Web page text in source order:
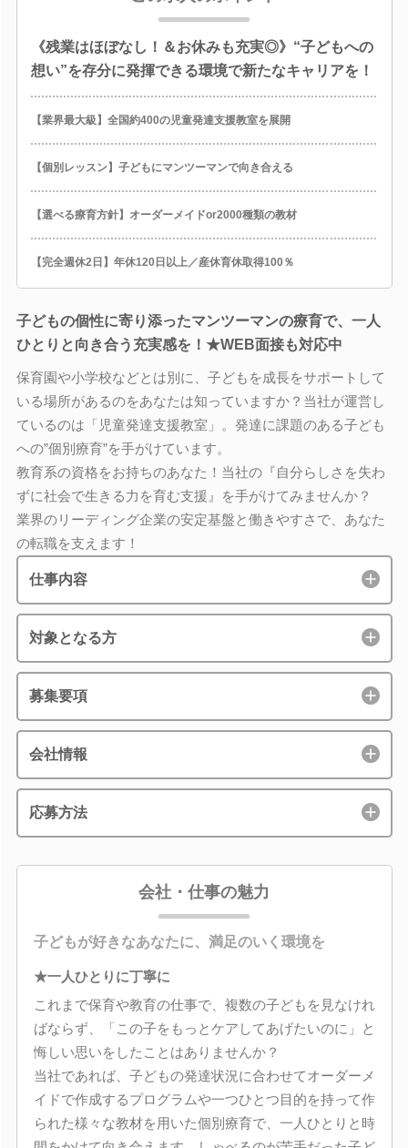
《残業はほぼなし！＆お休みも充実◎》“子どもへの
想い”を存分に発揮できる環境で新たなキャリアを！
【業界最大級】全国約400の児童発達支援教室を展開
【個別レッスン】子どもにマンツーマンで向き合える
【選べる療育方針】オーダーメイドor2000種類の教材
【完全週休2日】年休120日以上／産休育休取得100％
子どもの個性に寄り添ったマンツーマンの療育で、一人
ひとりと向き合う充実感を！★WEB面接も対応中
保育園や小学校などとは別に、子どもを成長をサポートして
いる場所があるのをあなたは知っていますか？当社が運営し
ているのは「児童発達支援教室」。発達に課題のある子ども
への”個別療育”を手がけています。
教育系の資格をお持ちのあなた！当社の『自分らしさを失わ
ずに社会で生きる力を育む支援』を手がけてみませんか？
業界のリーディング企業の安定基盤と働きやすさで、あなた
の転職を支えます！
仕事内容
対象となる方
募集要項
会社情報
応募方法
会社・仕事の魅力
子どもが好きなあなたに、満足のいく環境を
★一人ひとりに丁寧に
これまで保育や教育の仕事で、複数の子どもを見なけれ
ばならず、「この子をもっとケアしてあげたいのに」と
悔しい思いをしたことはありませんか？
当社であれば、子どもの発達状況に合わせてオーダーメ
イドで作成するプログラムや一つひとつ目的を持って作
られた様々な教材を用いた個別療育で、一人ひとりと時